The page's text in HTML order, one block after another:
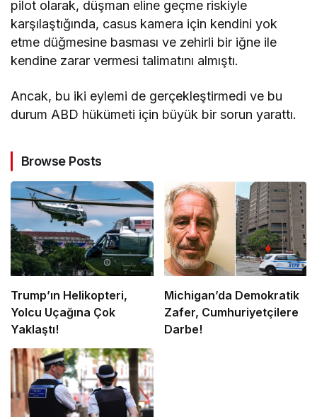
pilot olarak, düşman eline geçme riskiyle
karşılaştığında, casus kamera için kendini yok
etme düğmesine basması ve zehirli bir iğne ile
kendine zarar vermesi talimatını almıştı.
Ancak, bu iki eylemi de gerçekleştirmedi ve bu
durum ABD hükümeti için büyük bir sorun yarattı.
Browse Posts
Trump’ın Helikopteri,
Yolcu Uçağına Çok
Yaklaştı!
Michigan’da Demokratik
Zafer, Cumhuriyetçilere
Darbe!